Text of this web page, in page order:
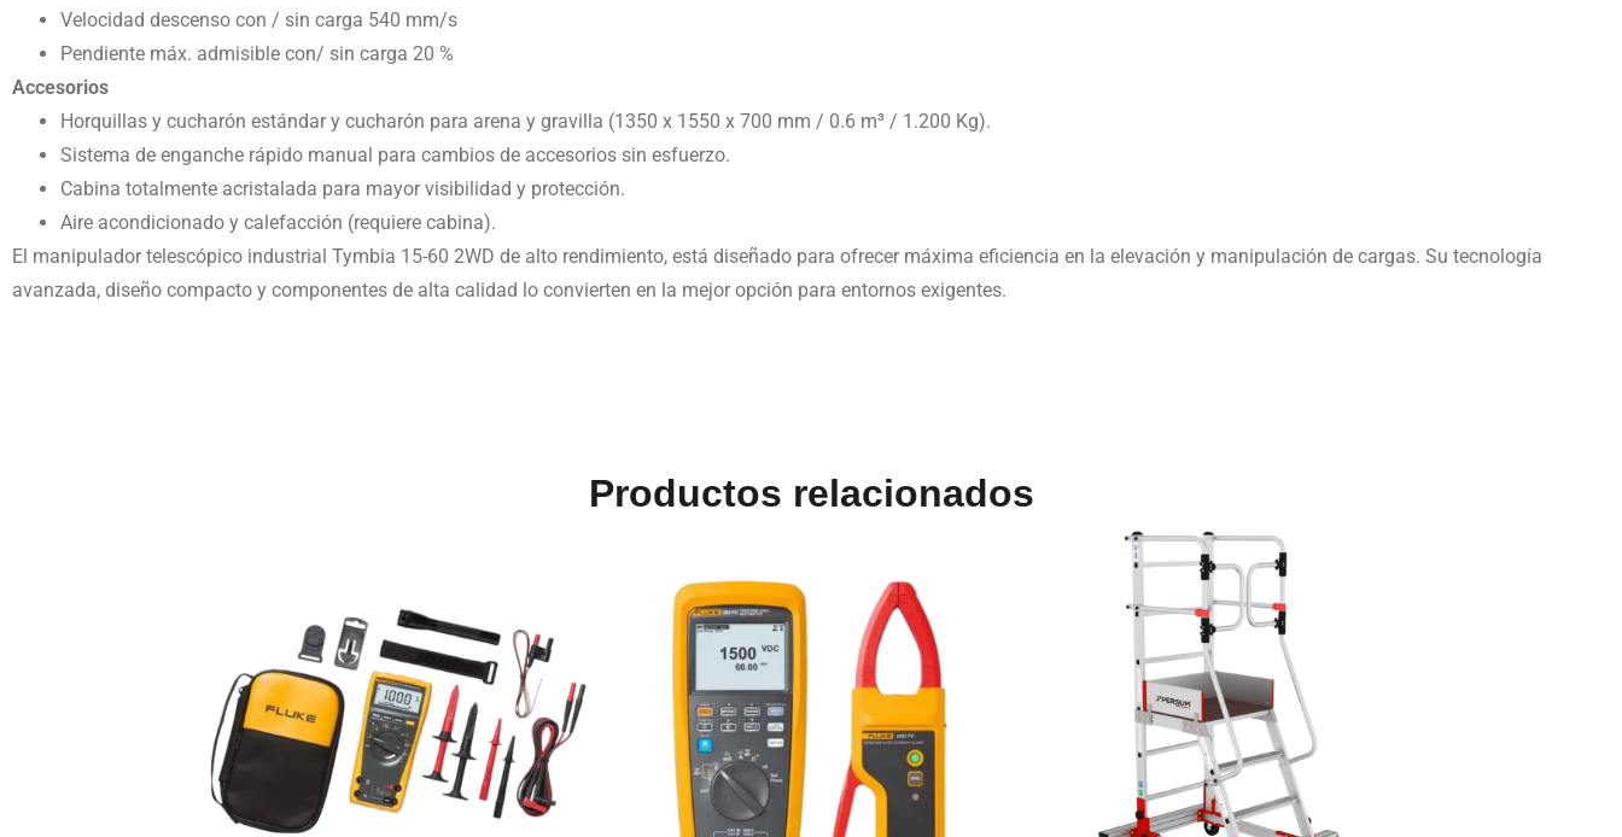
Velocidad descenso con / sin carga 540 mm/s
Pendiente máx. admisible con/ sin carga 20 %
Accesorios
Horquillas y cucharón estándar y cucharón para arena y gravilla (1350 x 1550 x 700 mm / 0.6 m³ / 1.200 Kg).
Sistema de enganche rápido manual para cambios de accesorios sin esfuerzo.
Cabina totalmente acristalada para mayor visibilidad y protección.
Aire acondicionado y calefacción (requiere cabina).
El manipulador telescópico industrial Tymbia 15-60 2WD de alto rendimiento, está diseñado para ofrecer máxima eficiencia en la elevación y manipulación de cargas. Su tecnología
avanzada, diseño compacto y componentes de alta calidad lo convierten en la mejor opción para entornos exigentes.
Productos relacionados